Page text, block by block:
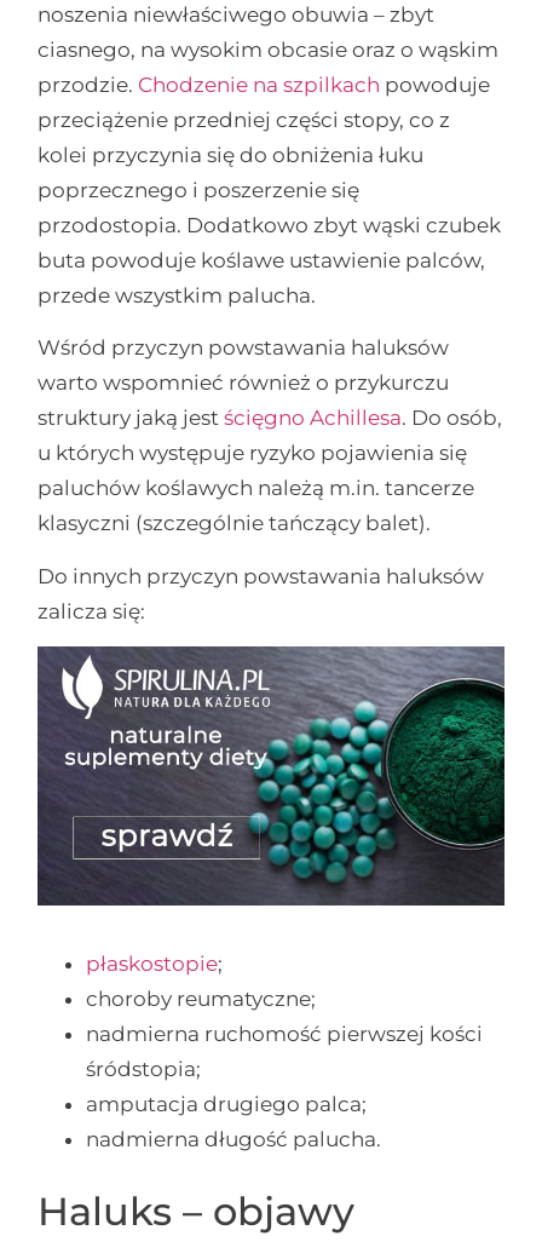
noszenia niewłaściwego obuwia – zbyt
ciasnego, na wysokim obcasie oraz o wąskim
przodzie. Chodzenie na szpilkach powoduje
przeciążenie przedniej części stopy, co z
kolei przyczynia się do obniżenia łuku
poprzecznego i poszerzenie się
przodostopia. Dodatkowo zbyt wąski czubek
buta powoduje koślawe ustawienie palców,
przede wszystkim palucha.
Wśród przyczyn powstawania haluksów
warto wspomnieć również o przykurczu
struktury jaką jestścięgno Achillesa. Do osób,
u których występuje ryzyko pojawienia się
paluchów koślawych należą m.in. tancerze
klasyczni (szczególnie tańczący balet).
Do innych przyczyn powstawania haluksów
zalicza się:
płaskostopie;
choroby reumatyczne;
nadmierna ruchomość pierwszej kości
śródstopia;
amputacja drugiego palca;
nadmierna długość palucha.
Haluks – objawy